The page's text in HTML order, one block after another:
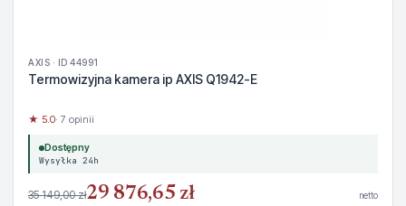
AXIS · ID 44991
Termowizyjna kamera ip AXIS Q1942-E
★ 5.0· 7 opinii
Dostępny
Wysyłka 24h
35 149,00 zł29 876,65 zł netto